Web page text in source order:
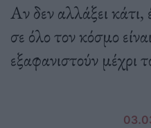
Αν δεν αλλάξει κάτι,
σε όλο τον κόσμο
εξαφανιστούν μέχρι